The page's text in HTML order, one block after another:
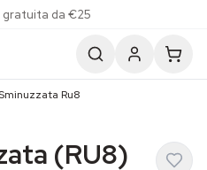
gratuita da €25
Ru8
(RU8)